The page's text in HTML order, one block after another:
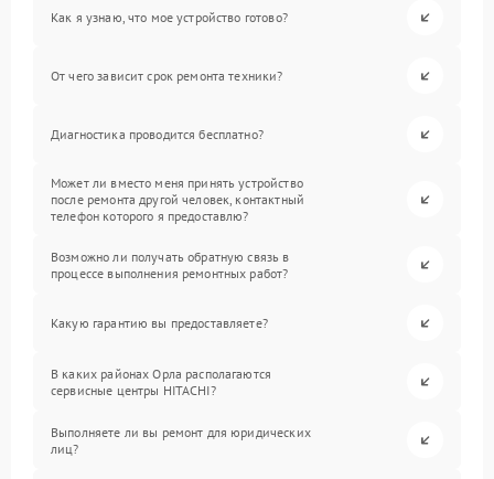
Как я узнаю, что мое устройство готово?
От чего зависит срок ремонта техники?
Диагностика проводится бесплатно?
Может ли вместо меня принять устройство
после ремонта другой человек, контактный
телефон которого я предоставлю?
Возможно ли получать обратную связь в
процессе выполнения ремонтных работ?
Какую гарантию вы предоставляете?
В каких районах Орла располагаются
сервисные центры HITACHI?
Выполняете ли вы ремонт для юридических
лиц?